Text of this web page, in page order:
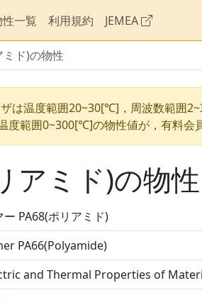
一覧 利用規約 JEMEA
ド)の物性
は温度範囲20~30[℃]，周波数範囲
度範囲0~300[℃]の物性値が，有料会
アミド)の物性
ー PA68(ポリアミド)
PA66(Polyamide)
and Thermal Properties of